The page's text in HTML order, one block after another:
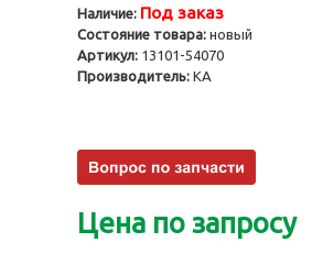
Наличие: Под заказ
Состояние товара: новый
Артикул: 13101-54070
Производитель: KA
Цена по запросу